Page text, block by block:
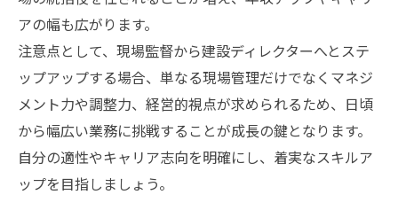
アの幅も広がります。
注意点として、現場監督から建設ディレクターへとステ
ップアップする場合、単なる現場管理だけでなくマネジ
メント力や調整力、経営的視点が求められるため、日頃
から幅広い業務に挑戦することが成長の鍵となります。
自分の適性やキャリア志向を明確にし、着実なスキルア
ップを目指しましょう。